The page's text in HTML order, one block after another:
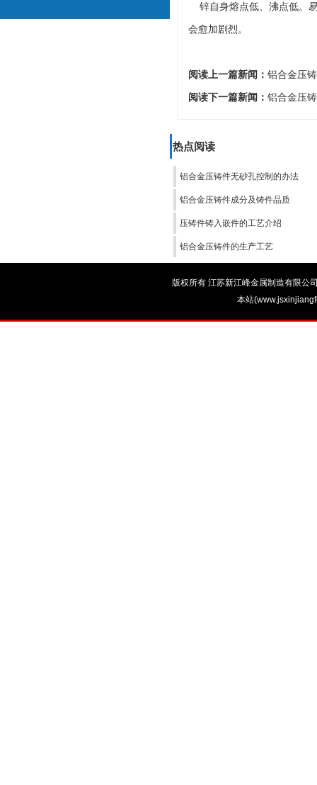
锌自身熔点低、沸点低。
会愈加剧烈。
阅读上一篇新闻： 铝合金压
阅读下一篇新闻： 铝合金压
热点阅读
铝合金压铸件无砂孔控制的办法
铝合金压铸件成分及铸件品质
压铸件铸入嵌件的工艺介绍
铝合金压铸件的生产工艺
版权所有 江苏新江峰金属制造有限公
本站